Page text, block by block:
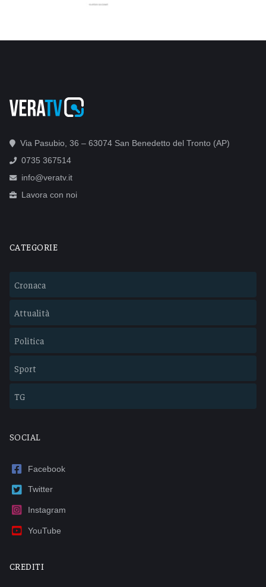
Via Pasubio, 36 – 63074 San Benedetto del Tronto (AP)
0735 367514
info@veratv.it
Lavora con noi
CATEGORIE
Cronaca
Attualità
Politica
Sport
TG
SOCIAL
Facebook
Twitter
Instagram
YouTube
CREDITI